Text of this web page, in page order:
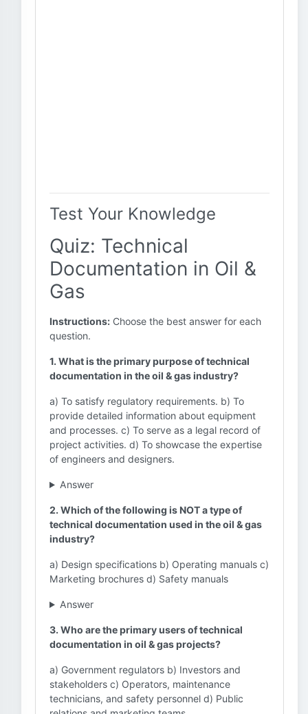
Test Your Knowledge
Quiz: Technical
Documentation in Oil &
Gas
Instructions: Choose the best answer for each
question.
1. What is the primary purpose of technical
documentation in the oil & gas industry?
a) To satisfy regulatory requirements. b) To
provide detailed information about equipment
and processes. c) To serve as a legal record of
project activities. d) To showcase the expertise
of engineers and designers.
Answer
2. Which of the following is NOT a type of
technical documentation used in the oil & gas
industry?
a) Design specifications b) Operating manuals c)
Marketing brochures d) Safety manuals
Answer
3. Who are the primary users of technical
documentation in oil & gas projects?
a) Government regulators b) Investors and
stakeholders c) Operators, maintenance
technicians, and safety personnel d) Public